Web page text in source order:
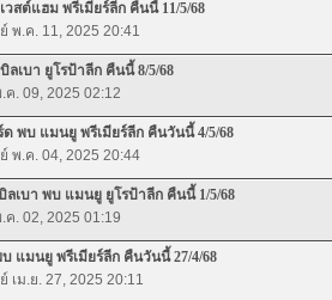
สต์แฮม พรีเมียร์ลีก คืนนี้ 11/5/68
พ.ค. 11, 2025 20:41
เบา ยูโรป้าลีก คืนนี้ 8/5/68
. 09, 2025 02:12
พบ แมนยู พรีเมียร์ลีก คืนวันนี้ 4/5/68
พ.ค. 04, 2025 20:44
เบา พบ แมนยู ยูโรป้าลีก คืนนี้ 1/5/68
. 02, 2025 01:19
แมนยู พรีเมียร์ลีก คืนวันนี้ 27/4/68
เม.ย. 27, 2025 20:11